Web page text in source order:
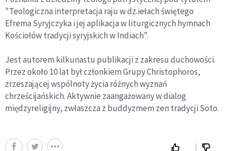
"Teologiczna interpretacja raju w dz.iełach świętego
Efrema Syryjczyka i jej aplikacja w liturgicznych hymnach
Kościołów tradycji syryjskich w Indiach".
Jest autorem kilkunastu publikacji z zakresu duchowości.
Przez około 10 lat był członkiem Grupy Christophoros,
zrzeszającej wspólnoty życia różnych wyznań
chrześcijańskich. Aktywnie zaangażowany w dialog
międzyreligijny, zwłaszcza z buddyzmem zen tradycji Soto.